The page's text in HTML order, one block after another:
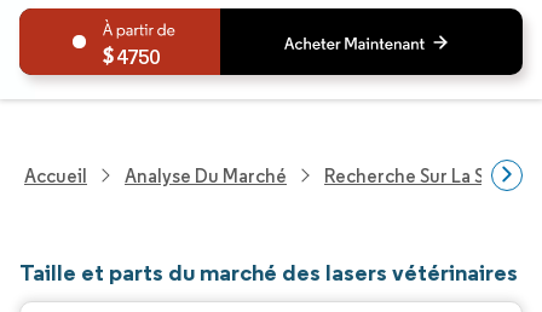
4750
Accueil Analyse Du Marché Recherche Sur La Santé
Taille et parts du marché des lasers vétérinaires